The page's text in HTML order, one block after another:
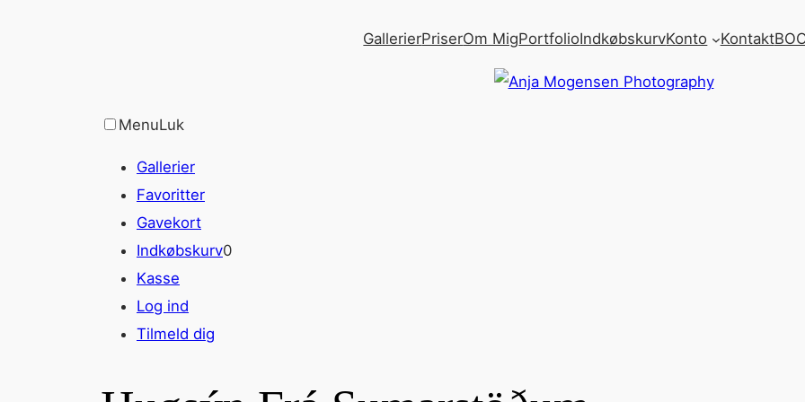
GallerierPriserOm MigPortfolioIndkøbskurvKonto Kontakt
MenuLuk
Gallerier
Favoritter
Gavekort
Indkøbskurv0
Kasse
Log ind
Tilmeld dig